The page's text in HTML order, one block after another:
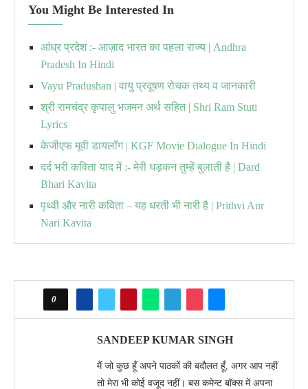
You Might Be Interested In
आंध्र प्रदेश :- आज़ाद भारत का पहला राज्य | Andhra
Pradesh In Hindi
Vayu Pradushan | वायु प्रदूषण रोचक तथ्य व जानकारी
श्री रामचंद्र कृपालु भजमन अर्थ सहित | Shri Ram Stuti
Lyrics
केजीएफ मूवी डायलॉग | KGF Movie Dialogue In Hindi
दर्द भरी कविता याद में :- मेरी धड़कन तुम्हें बुलाती है | Dard
Bhari Kavita
पृथ्वी और नारी कविता – यह धरती भी नारी है | Prithvi Aur
Nari Kavita
0
SANDEEP KUMAR SINGH
मैं जो कुछ हूँ अपने पाठकों की बदौलत हूँ, अगर आप नहीं
तो मेरा भी कोई वजूद नहीं। बस कमेन्ट बॉक्स में अपना